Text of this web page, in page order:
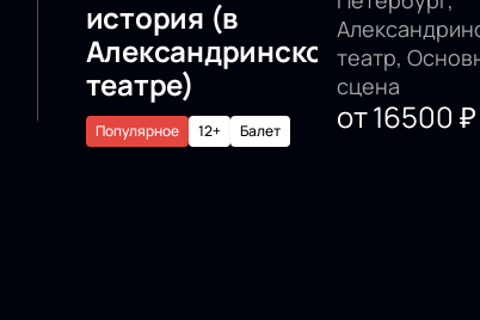
история (в
Александринском
театре)
12+ Балет
Популярное
театр,
сцена
от16500 ₽